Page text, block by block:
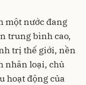
một nước đang
trung bình cao,
trị thế giới, nền
nhân loại, chủ
hoạt động của